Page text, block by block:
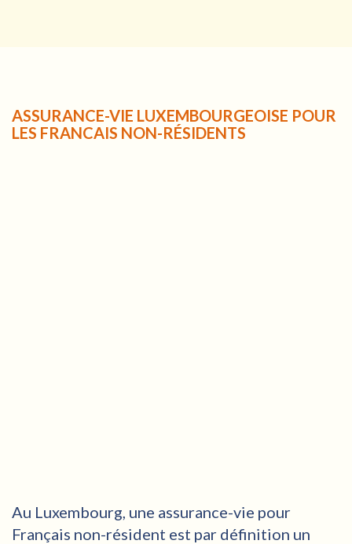
ASSURANCE-VIE LUXEMBOURGEOISE POUR
LES FRANCAIS NON-RÉSIDENTS
Au Luxembourg, une assurance-vie pour
Français non-résident est par définition un